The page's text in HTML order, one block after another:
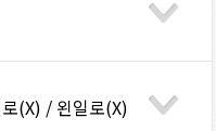
(X) / 왼일로(X)